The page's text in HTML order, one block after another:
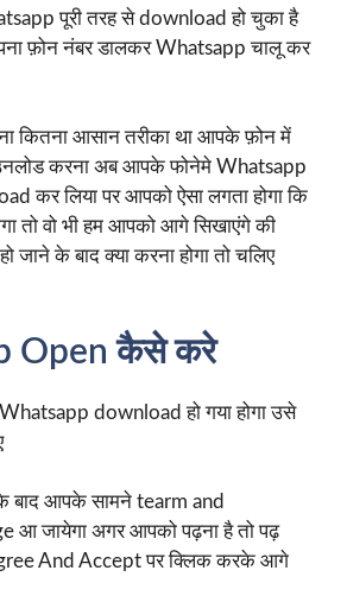
पूरी तरह से download हो चुका है
फ़ोन नंबर डालकर Whatsapp चालू कर
कितना आसान तरीका था आपके फ़ोन में
करना अब आपके फोनेमे Whatsapp
कर लिया पर आपको ऐसा लगता होगा कि
तो वो भी हम आपको आगे सिखाएंगे की
जाने के बाद क्या करना होगा तो चलिए
Open कैसे करे
download हो गया होगा उसे
बाद आपके सामने tearm and
आ जायेगा अगर आपको पढ़ना है तो पढ़
And Accept पर क्लिक करके आगे